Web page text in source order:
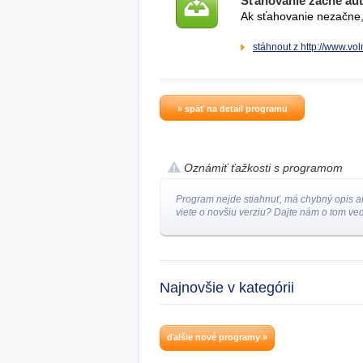
Ak sťahovanie
stáhnout z http://
» späť na detail programu
Oznámiť ťažkosti s programom
Program nejde stiahnuť, má chybný opis
viete o novšiu verziu? Dajte nám o tom
Najnovšie v kategórii
ďalšie nové programy »